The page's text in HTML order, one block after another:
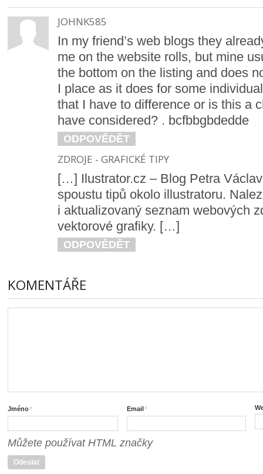
JOHNK585
In my friend’s web blogs they
me on the website rolls, but mine
the bottom on the listing and does
I place as it does for some
that I have to difference or is this a
have considered? . bcfbbgbdedde
ODPOVĚDĚT
ZDROJE - GRAFICKÉ TIPY
[…] Ilustrator.cz – Blog Petra
spoustu tipů okolo illustratoru.
i aktualizovaný seznam webových
vektorové grafiky. […]
ODPOVĚDĚT
KOMENTÁŘE
Jméno* Email*
Můžete používat HTML značky